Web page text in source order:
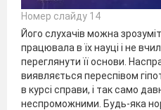
Номер слайду 14
Його слухачів можна
працювала в їх науці і не
переглянути її основи.
виявляється переспівом
в курсі справи, і так само
неспроможними. Будь-яка